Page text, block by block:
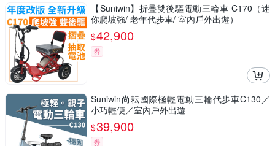
【Suniwin】折疊雙後驅電動三輪車 C170（迷
你爬坡強/ 老年代步車/ 室內戶外出遊）
$42,900
券
Suniwin尚耘國際極輕電動三輪代步車C130／
小巧輕便／室內戶外出遊
$39,900
券